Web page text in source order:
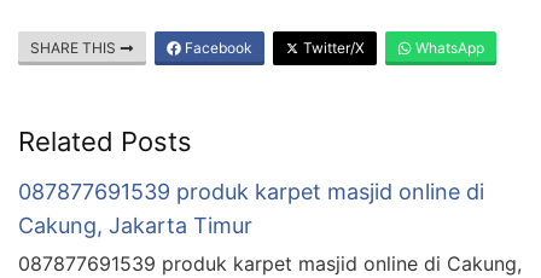
SHARE THIS Facebook Twitter/X WhatsApp
Related Posts
087877691539 produk karpet masjid online di
Cakung, Jakarta Timur
087877691539 produk karpet masjid online di Cakung,